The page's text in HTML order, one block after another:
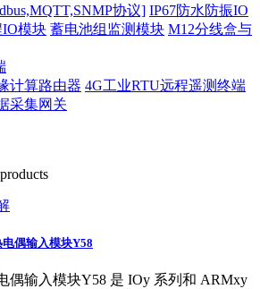
协议] IP67防水防振IO
IO模块 蓄电池组监测模块 M12分线盒与
计算路由器 4G工业RTU远程遥测终端
采集网关
偶输入模块Y58
偶输入模块Y58 是 IOy 系列和 ARMxy